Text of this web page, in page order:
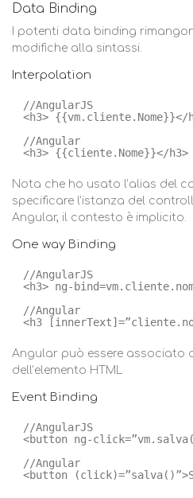
Data Binding
I potenti data binding
modifiche alla sintassi.
Interpolation
//AngularJS
<h3> {{vm.cliente.Nome}}</
//Angular
<h3> {{cliente.Nome}}</h3>
Nota che ho usato l’alias del
specificare l’istanza del
Angular, il contesto è implicito.
One way Binding
//AngularJS
<h3> ng-
//Angular
<h3
Angular può essere associato
dell’elemento HTML
Event Binding
//AngularJS
<button ng-
//Angular
<button